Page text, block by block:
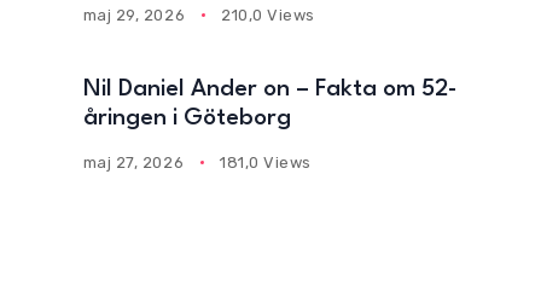
maj 29, 2026 210,0 Views
Nil Daniel Ander on – Fakta om 52-
åringen i Göteborg
maj 27, 2026 181,0 Views